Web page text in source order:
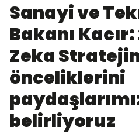
Sanayi ve
Bakanı
Zeka
önceliklerini
belirliyoruz